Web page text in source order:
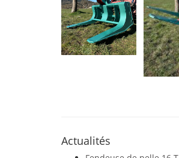
Actualités